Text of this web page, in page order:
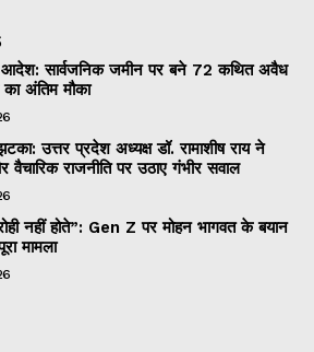
आदेश: सार्वजनिक जमीन पर बने 72 कथित अवैध
अंतिम मौका
उत्तर प्रदेश अध्यक्ष डॉ. रामाशीष राय ने
वैचारिक राजनीति पर उठाए गंभीर सवाल
नहीं होते”: Gen Z पर मोहन भागवत के बयान
मामला